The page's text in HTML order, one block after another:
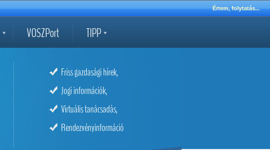
Értem, folytatás...
VOSZPort TIPP
Friss gazdasági hírek,
Jogi információk,
Virtuális tanácsadás,
Rendezvényinformáció